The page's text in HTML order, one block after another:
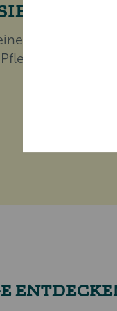
SICH
für